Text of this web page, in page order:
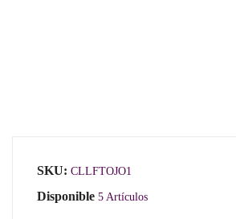
SKU: CLLFTOJO1
Disponible 5 Artículos